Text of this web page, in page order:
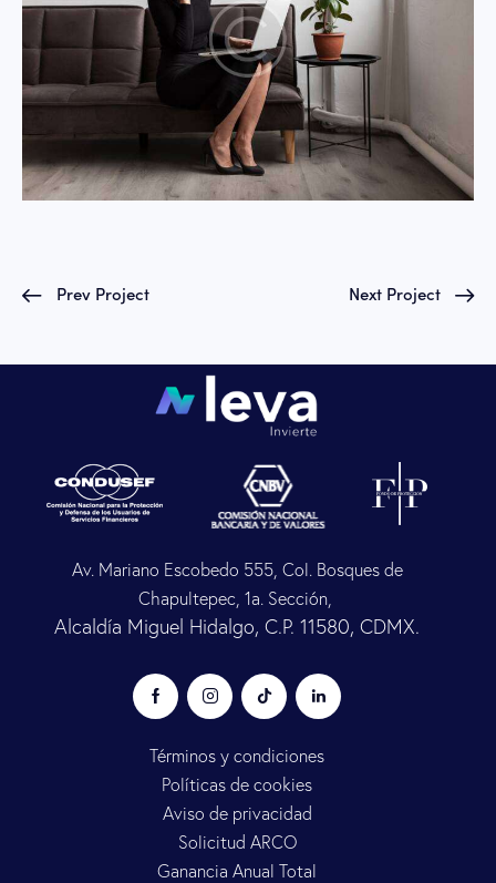
Prev Project Next Project
Av. Mariano Escobedo 555, Col. Bosques de
Chapultepec, 1a. Sección,
Alcaldía Miguel Hidalgo, C.P. 11580, CDMX.
Términos y condiciones
Políticas de cookies
Aviso de privacidad
Solicitud ARCO
Ganancia Anual Total